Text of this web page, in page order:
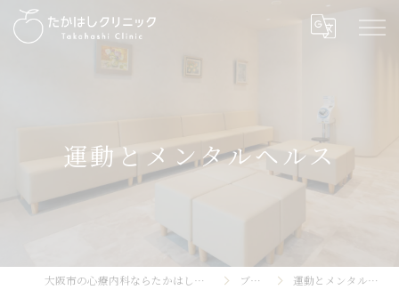
運動とメンタルヘルス
大阪市の心療内科ならたかはしクリニック ブログ 運動とメンタルヘルス